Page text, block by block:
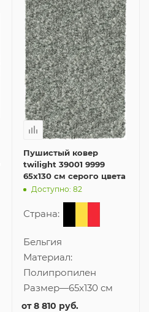
Пушистый ковер
twilight 39001 9999
65x130 см серого цвета
Доступно: 82
Страна:
Бельгия
Материал:
Полипропилен
Размер—65x130 см
от8 810 руб.